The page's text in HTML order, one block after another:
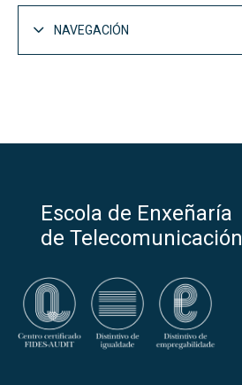
NAVEGACIÓN
Escola de Enxeñaría
de Telecomunicación